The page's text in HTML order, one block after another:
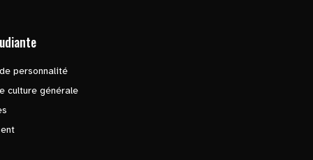
personnalité
culture générale